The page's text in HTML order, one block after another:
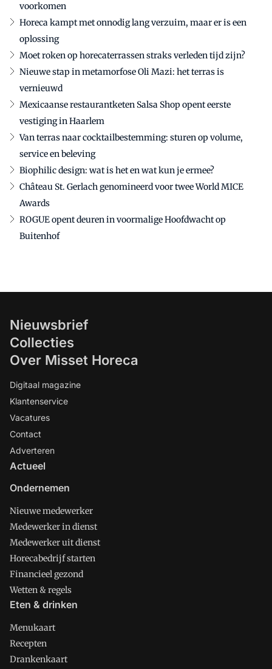
voorkomen
Horeca kampt met onnodig lang verzuim, maar er is een
oplossing
Moet roken op horecaterrassen straks verleden tijd zijn?
Nieuwe stap in metamorfose Oli Mazi: het terras is
vernieuwd
Mexicaanse restaurantketen Salsa Shop opent eerste
vestiging in Haarlem
Van terras naar cocktailbestemming: sturen op volume,
service en beleving
Biophilic design: wat is het en wat kun je ermee?
Château St. Gerlach genomineerd voor twee World MICE
Awards
ROGUE opent deuren in voormalige Hoofdwacht op
Buitenhof
Nieuwsbrief
Collecties
Over Misset Horeca
Digitaal magazine
Klantenservice
Vacatures
Contact
Adverteren
Actueel
Ondernemen
Nieuwe medewerker
Medewerker in dienst
Medewerker uit dienst
Horecabedrijf starten
Financieel gezond
Wetten & regels
Eten & drinken
Menukaart
Recepten
Drankenkaart